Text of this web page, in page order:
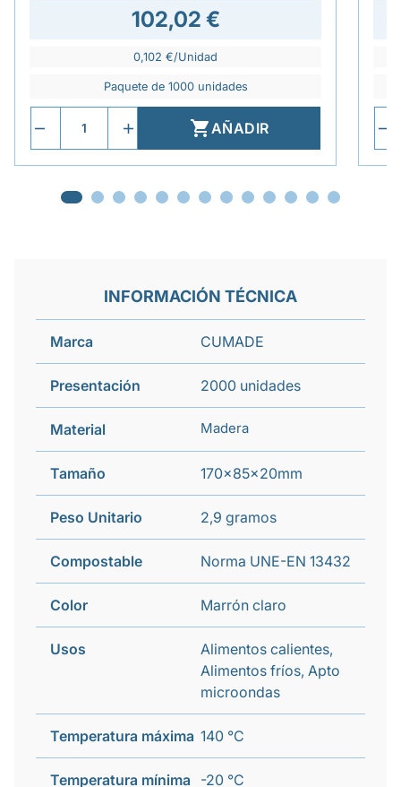
102,02 €
0,102 €/Unidad
Paquete de 1000 unidades
AÑADIR
INFORMACIÓN TÉCNICA
Marca CUMADE
Presentación 2000 unidades
Material Madera
Tamaño 170x85x20mm
Peso Unitario 2,9 gramos
Compostable Norma UNE-EN 13432
Color Marrón claro
Usos
Alimentos calientes,
Alimentos fríos, Apto
microondas
Temperatura máxima 140 °C
Temperatura mínima -20 °C